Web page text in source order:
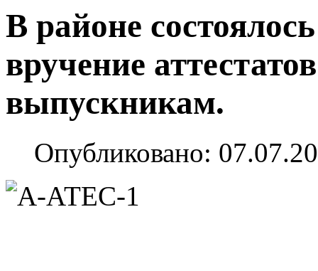
В районе
вручение
выпускникам.
Опубликовано: